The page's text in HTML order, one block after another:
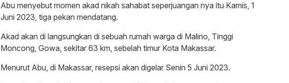
Abu menyebut momen akad nikah sahabat seperjuangan nya itu Kamis, 1
Juni 2023, tiga pekan mendatang.
Akad akan di langsungkan di sebuah rumah warga di Malino, Tinggi
Moncong, Gowa, sekitar 63 km, sebelah timur Kota Makassar.
Menurut Abu, di Makassar, resepsi akan digelar Senin 5 Juni 2023.